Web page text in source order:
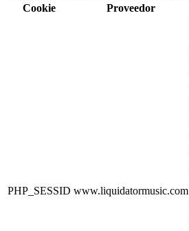
Cookie
Proveedor
PHP_SESSID www.liquidatormusic.com